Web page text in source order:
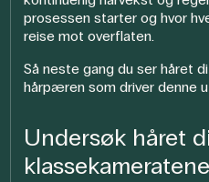
prosessen starter og hvor
reise mot overflaten.
Så neste gang du ser håret
hårpæren som driver denne
Undersøk håret